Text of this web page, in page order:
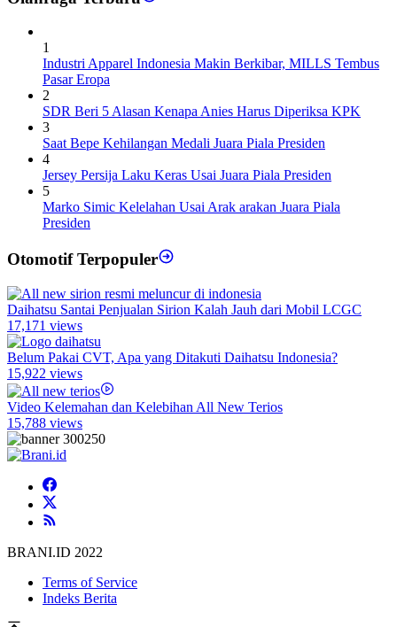
1
Industri Apparel Indonesia Makin Berkibar, MILLS Tembus
Pasar Eropa
2
SDR Beri 5 Alasan Kenapa Anies Harus Diperiksa KPK
3
Saat Bepe Kehilangan Medali Juara Piala Presiden
4
Jersey Persija Laku Keras Usai Juara Piala Presiden
5
Marko Simic Kelelahan Usai Arak arakan Juara Piala
Presiden
Otomotif Terpopuler
Daihatsu Santai Penjualan Sirion Kalah Jauh dari Mobil LCGC
17,171 views
Belum Pakai CVT, Apa yang Ditakuti Daihatsu Indonesia?
15,922 views
Video Kelemahan dan Kelebihan All New Terios
15,788 views
BRANI.ID 2022
Terms of Service
Indeks Berita